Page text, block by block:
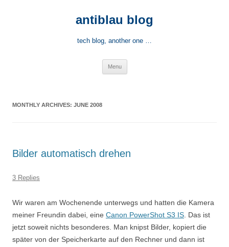
antiblau blog
tech blog, another one …
Menu
MONTHLY ARCHIVES: JUNE 2008
Bilder automatisch drehen
3 Replies
Wir waren am Wochenende unterwegs und hatten die Kamera
meiner Freundin dabei, eine Canon PowerShot S3 IS . Das ist
jetzt soweit nichts besonderes. Man knipst Bilder, kopiert die
später von der Speicherkarte auf den Rechner und dann ist